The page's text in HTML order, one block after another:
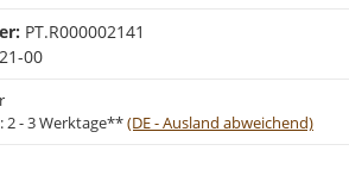
PT.R000002141
00
2 - 3 Werktage**(DE - Ausland abweichend)